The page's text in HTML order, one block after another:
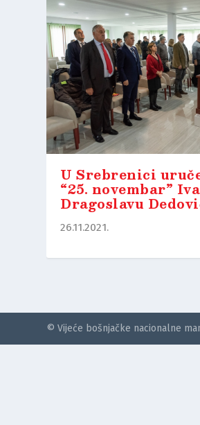
U Srebrenici
“25. novembar”
Dragoslavu
26.11.2021.
© Vijeće bošnjačke nacionalne